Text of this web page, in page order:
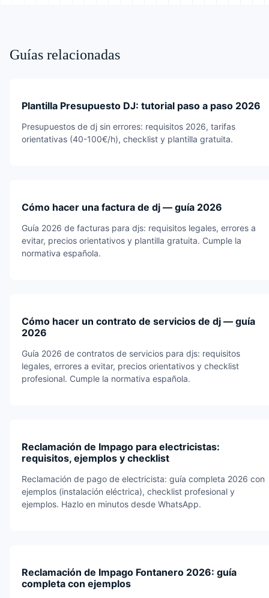
Guías relacionadas
Plantilla Presupuesto DJ: tutorial paso a paso 2026
Presupuestos de dj sin errores: requisitos 2026, tarifas
orientativas (40-100€/h), checklist y plantilla gratuita.
Cómo hacer una factura de dj — guía 2026
Guía 2026 de facturas para djs: requisitos legales, errores a
evitar, precios orientativos y plantilla gratuita. Cumple la
normativa española.
Cómo hacer un contrato de servicios de dj — guía
2026
Guía 2026 de contratos de servicios para djs: requisitos
legales, errores a evitar, precios orientativos y checklist
profesional. Cumple la normativa española.
Reclamación de Impago para electricistas:
requisitos, ejemplos y checklist
Reclamación de pago de electricista: guía completa 2026 con
ejemplos (instalación eléctrica), checklist profesional y
ejemplos. Hazlo en minutos desde WhatsApp.
Reclamación de Impago Fontanero 2026: guía
completa con ejemplos